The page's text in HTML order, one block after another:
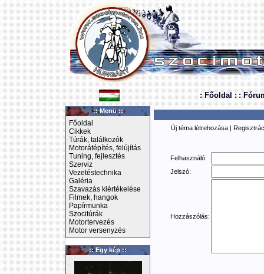
: Főoldal : :
:: Menü ::
Főoldal
Cikkek
Túrák, találkozók
Motorátépítés, felújítás
Tuning, fejlesztés
Szerviz
Vezetéstechnika
Galéria
Szavazás kiértékelése
Filmek, hangok
Papírmunka
Szocitúrák
Motortervezés
Motor versenyzés
:: Egy kép ::
Új téma létrehozása |
Felhasználó:
Jelszó:
Hozzászólás: